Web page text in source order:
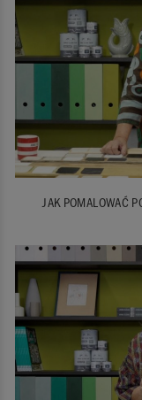
JAK POMALOWAĆ